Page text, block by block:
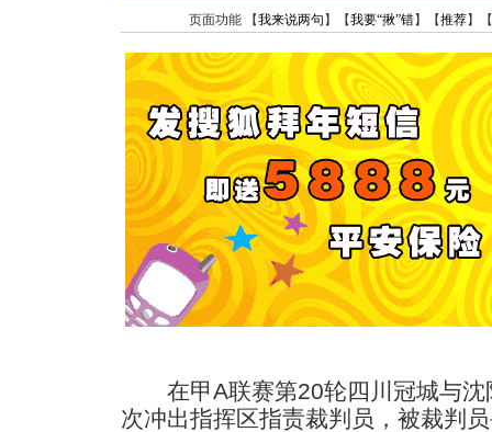
页面功能 【我来说两句 】【我要“揪”错】【推荐】
在甲A联赛第20轮四川冠城与沈
次冲出指挥区指责裁判员，被裁判